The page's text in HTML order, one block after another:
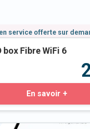
service offerte sur
box Fibre WiFi 6
En savoir +